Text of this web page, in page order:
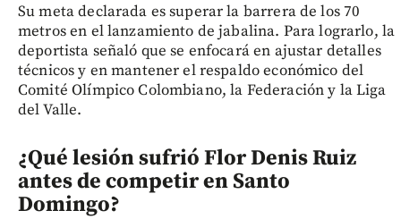
Su meta declarada es superar la barrera de los 70
metros en el lanzamiento de jabalina. Para lograrlo, la
deportista señaló que se enfocará en ajustar detalles
técnicos y en mantener el respaldo económico del
Comité Olímpico Colombiano, la Federación y la Liga
del Valle.
¿Qué lesión sufrió Flor Denis Ruiz
antes de competir en Santo
Domingo?